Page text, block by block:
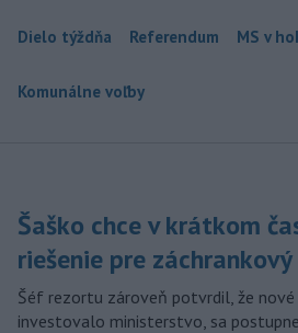
Dielo týždňa Referendum MS v
Komunálne voľby
Šaško chce v krátkom
riešenie pre
Šéf rezortu zároveň potvrdil, že
investovalo ministerstvo, sa